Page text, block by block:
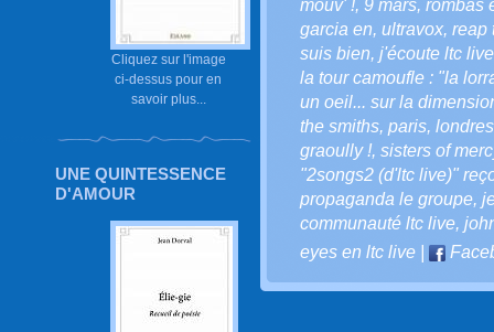
Cliquez sur l'image
ci-dessus pour en
savoir plus...
UNE QUINTESSENCE
D'AMOUR
mouv' !, 9 mars, rombas
garcia en, ultravox, reap
suis bien, j'écoute ltc
la tour camoufle : "la
un oeil... sur la
the smiths, paris, londres
graoully !, sisters of
"2songs2 (d'ltc live)"
propaganda le groupe,
communauté ltc live,
eyes en ltc live